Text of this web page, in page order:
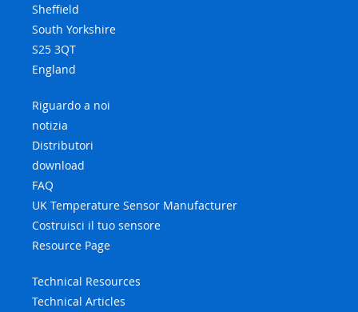
Sheffield
South Yorkshire
S25 3QT
England
Riguardo a noi
notizia
Distributori
download
FAQ
UK Temperature Sensor Manufacturer
Costruisci il tuo sensore
Resource Page
Technical Resources
Technical Articles